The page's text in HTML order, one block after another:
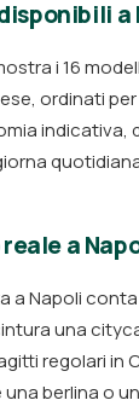
a
i 16
ordinati
indicativa,
a
a Napoli
una
regolari in
berlina o